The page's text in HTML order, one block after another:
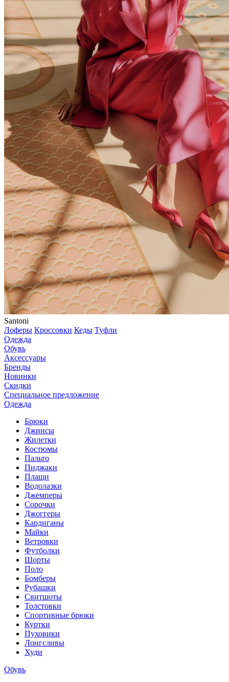
Santoni
Лоферы Кроссовки Кеды Туфли
Одежда
Обувь
Аксессуары
Бренды
Новинки
Скидки
Специальное предложение
Одежда
Брюки
Джинсы
Жилетки
Костюмы
Пальто
Пиджаки
Плащи
Водолазки
Джемперы
Сорочки
Джоггеры
Кардиганы
Майки
Ветровки
Футболки
Шорты
Поло
Бомберы
Рубашки
Свитшоты
Толстовки
Спортивные брюки
Куртки
Пуховики
Лонгсливы
Худи
Обувь